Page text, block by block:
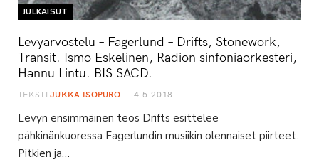
JULKAISUT
Levyarvostelu – Fagerlund – Drifts, Stonework,
Transit. Ismo Eskelinen, Radion sinfoniaorkesteri,
Hannu Lintu. BIS SACD.
TEKSTI JUKKA ISOPURO 4.5.2018
Levyn ensimmäinen teos Drifts esittelee
pähkinänkuoressa Fagerlundin musiikin olennaiset piirteet.
Pitkien ja…